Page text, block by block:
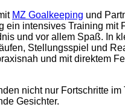
MZ Goalkeeping und
ein intensives Training mit
und vor allem Spaß. In
Stellungsspiel und
und mit direktem
nicht nur Fortschritte im
Gesichter.